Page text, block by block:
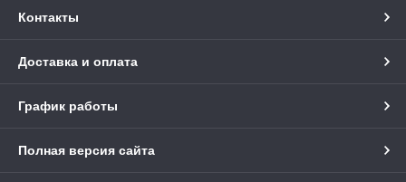
Контакты
Доставка и оплата
График работы
Полная версия сайта